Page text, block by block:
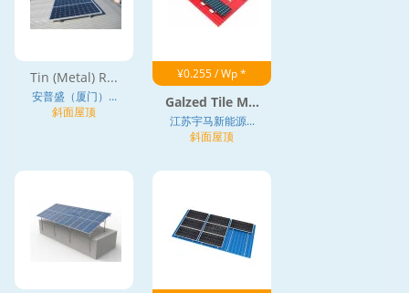
Tin (Metal) R...
安普盛（厦门）...
斜面屋顶
¥0.255 / Wp *
Galzed Tile M...
江苏宇马新能源...
斜面屋顶